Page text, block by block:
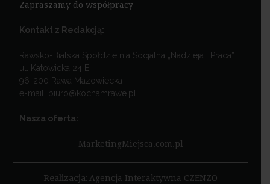
Zapraszamy do współpracy.
Kontakt z Redakcją:
Rawsko-Bialska Spółdzielnia Socjalna „Nadzieja i Praca”
ul. Katowicka 24 E
96-200 Rawa Mazowiecka
e-mail: biuro@kochamrawe.pl
Nasza oferta:
MarketingMiejsca.com.pl
Realizacja: Agencja Interaktywna CZENZO